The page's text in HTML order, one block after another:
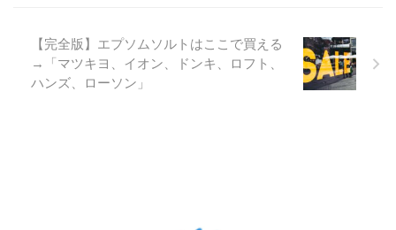
【完全版】エプソムソルトはここで買える
→「マツキヨ、イオン、ドンキ、ロフト、
ハンズ、ローソン」